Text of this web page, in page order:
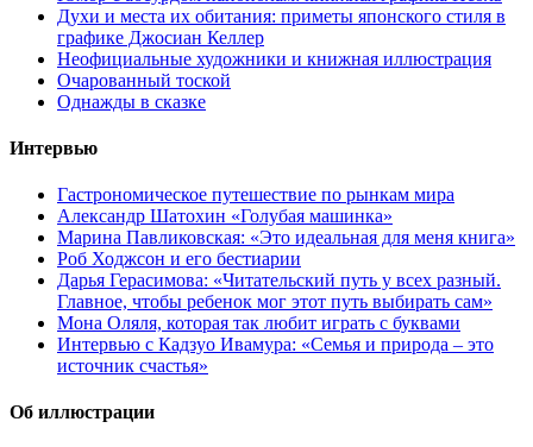
Духи и места их обитания: приметы японского стиля в
графике Джосиан Келлер
Неофициальные художники и книжная иллюстрация
Очарованный тоской
Однажды в сказке
Интервью
Гастрономическое путешествие по рынкам мира
Александр Шатохин «Голубая машинка»
Марина Павликовская: «Это идеальная для меня книга»
Роб Ходжсон и его бестиарии
Дарья Герасимова: «Читательский путь у всех разный.
Главное, чтобы ребенок мог этот путь выбирать сам»
Мона Оляля, которая так любит играть с буквами
Интервью с Кадзуо Ивамура: «Семья и природа – это
источник счастья»
Об иллюстрации